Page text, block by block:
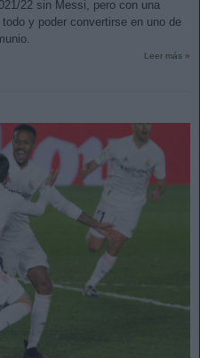
22 sin Messi, pero con una
y poder convertirse en uno de
Leer más »